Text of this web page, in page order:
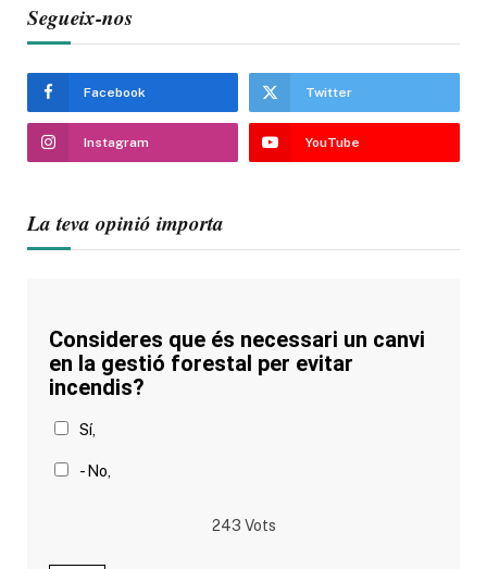
Segueix-nos
Facebook Twitter
Instagram YouTube
La teva opinió importa
Consideres que és necessari un canvi
en la gestió forestal per evitar
incendis?
Sí,
- No,
243 Vots